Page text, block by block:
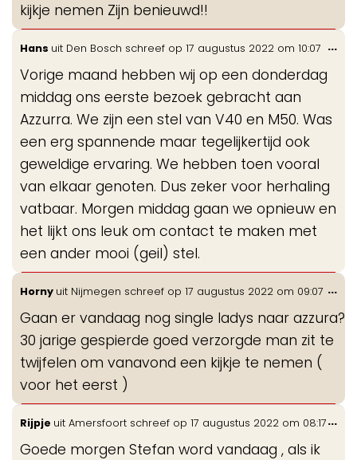
kijkje nemen Zijn benieuwd!!
Hans uit Den Bosch schreef op 17 augustus 2022 om 10:07
Vorige maand hebben wij op een donderdag
middag ons eerste bezoek gebracht aan
Azzurra. We zijn een stel van V40 en M50. Was
een erg spannende maar tegelijkertijd ook
geweldige ervaring. We hebben toen vooral
van elkaar genoten. Dus zeker voor herhaling
vatbaar. Morgen middag gaan we opnieuw en
het lijkt ons leuk om contact te maken met
een ander mooi (geil) stel.
...
Horny uit Nijmegen schreef op 17 augustus 2022 om 09:07
Gaan er vandaag nog single ladys naar azzura?
30 jarige gespierde goed verzorgde man zit te
twijfelen om vanavond een kijkje te nemen (
voor het eerst )
...
Rijpje uit Amersfoort schreef op 17 augustus 2022 om 08:17
Goede morgen Stefan word vandaag , als ik
...